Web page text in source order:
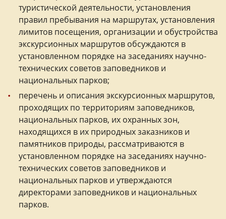
туристической деятельности, установления
правил пребывания на маршрутах, установления
лимитов посещения, организации и обустройства
экскурсионных маршрутов обсуждаются в
установленном порядке на заседаниях научно-
технических советов заповедников и
национальных парков;
перечень и описания экскурсионных маршрутов,
проходящих по территориям заповедников,
национальных парков, их охранных зон,
находящихся в их природных заказников и
памятников природы, рассматриваются в
установленном порядке на заседаниях научно-
технических советов заповедников и
национальных парков и утверждаются
директорами заповедников и национальных
парков.